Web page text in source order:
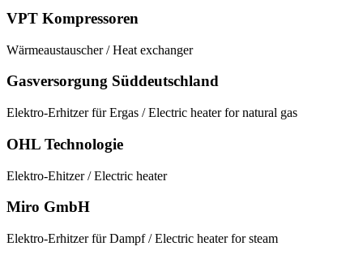
VPT Kompressoren
Wärmeaustauscher / Heat exchanger
Gasversorgung Süddeutschland
Elektro-Erhitzer für Ergas / Electric heater for natural gas
OHL Technologie
Elektro-Ehitzer / Electric heater
Miro GmbH
Elektro-Erhitzer für Dampf / Electric heater for steam